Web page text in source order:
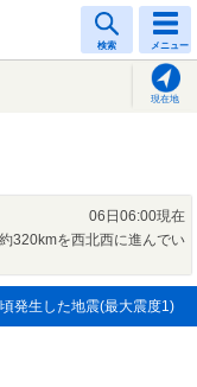
検索 メニュー
現在地
06日06:00現在
320kmを西北西に進んでい
発生した地震(最大震度1)